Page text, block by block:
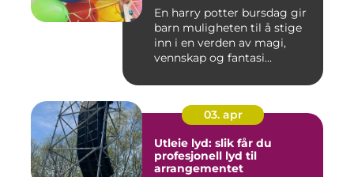
En harry potter bursdag gir
barn muligheten til å stige
inn i en verden av magi,
vennskap og fantasi...
03. apr
Utleie lyd: slik får du
profesjonell lyd til
arrangementet